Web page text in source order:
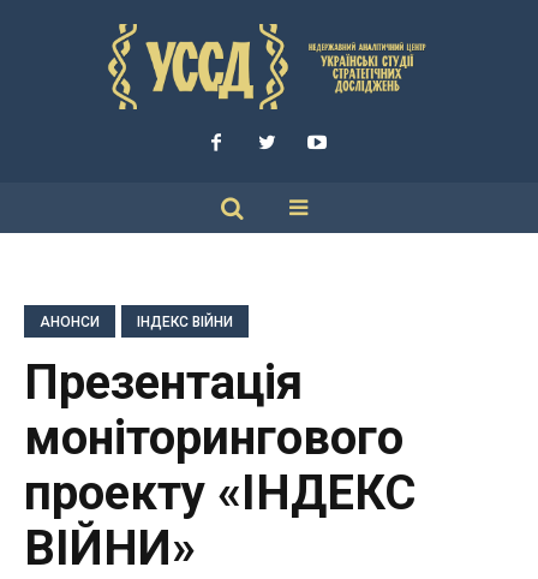
АНОНСИ ІНДЕКС ВІЙНИ
Презентація
моніторингового
проекту «ІНДЕКС
ВІЙНИ»